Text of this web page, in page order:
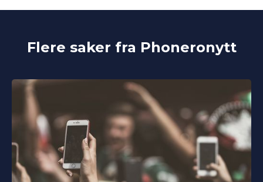
Flere saker fra Phoneronytt